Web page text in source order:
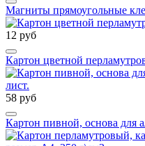
Магниты прямоугольные
12 руб
Картон цветной
58 руб
Картон пивной, основа для